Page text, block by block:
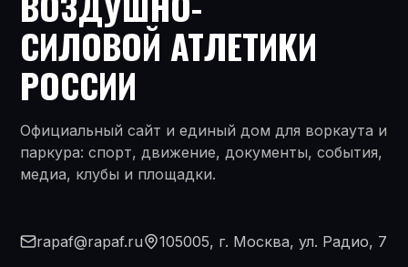
СИЛОВОЙ АТЛЕТИКИ
РОССИИ
Официальный сайт и единый дом для воркаута и
паркура: спорт, движение, документы, события,
медиа, клубы и площадки.
rapaf@rapaf.ru 105005, г. Москва, ул. Радио, 7